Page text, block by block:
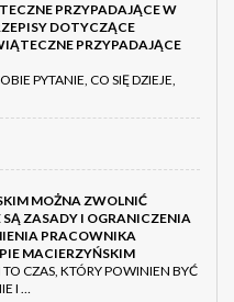
PRZYPADAJĄCE W
DOTYCZĄCE
PRZYPADAJĄCE
PYTANIE, CO SIĘ DZIEJE,
MOŻNA ZWOLNIĆ
ZASADY I OGRANICZENIA
PRACOWNIKA
MACIERZYŃSKIM
CZAS, KTÓRY POWINIEN BYĆ
I …